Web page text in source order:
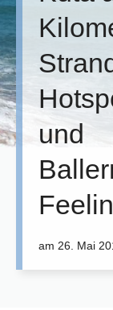
und
am 26. Mai